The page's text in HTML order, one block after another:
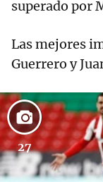
superado por
Las mejores
Guerrero y
27